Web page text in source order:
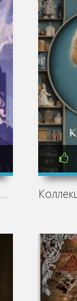
Падение Луны - Анхель Блэк